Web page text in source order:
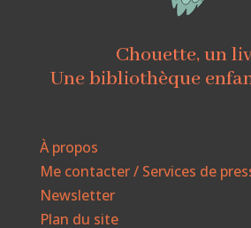
Chouette, un
Une bibliothèque
À propos
Me contacter / Services de
Newsletter
Plan du site